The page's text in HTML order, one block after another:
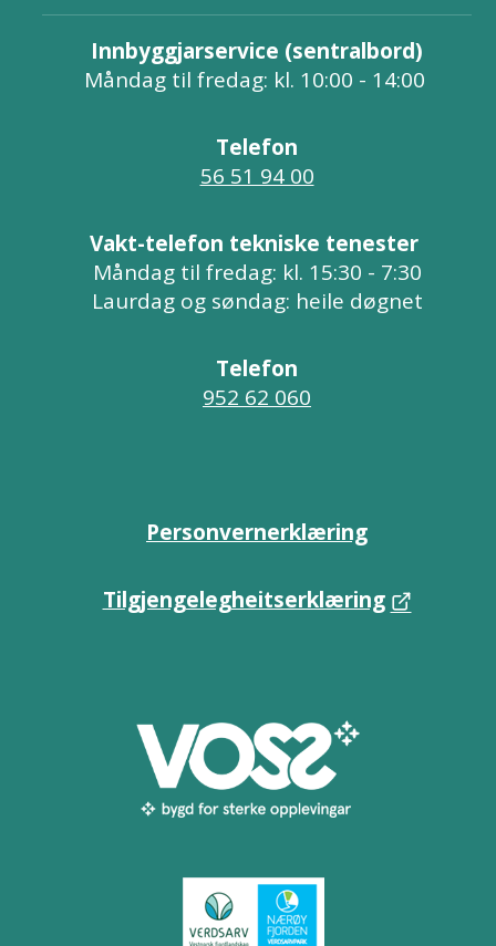
Innbyggjarservice (sentralbord)
Måndag til fredag: kl. 10:00 - 14:00
Telefon
56 51 94 00
Vakt-telefon tekniske tenester
Måndag til fredag: kl. 15:30 - 7:30
Laurdag og søndag: heile døgnet
Telefon
952 62 060
Personvernerklæring
Tilgjengelegheitserklæring